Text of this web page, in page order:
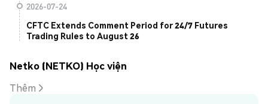
2026-07-24
CFTC Extends Comment Period for 24/7 Futures
Trading Rules to August 26
Netko (NETKO) Học viện
Thêm